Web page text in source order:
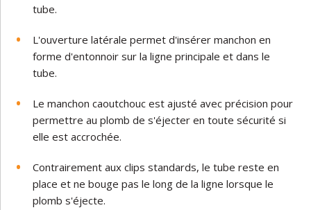
tube.
L'ouverture latérale permet d'insérer manchon en
forme d'entonnoir sur la ligne principale et dans le
tube.
Le manchon caoutchouc est ajusté avec précision pour
permettre au plomb de s'éjecter en toute sécurité si
elle est accrochée.
Contrairement aux clips standards, le tube reste en
place et ne bouge pas le long de la ligne lorsque le
plomb s'éjecte.